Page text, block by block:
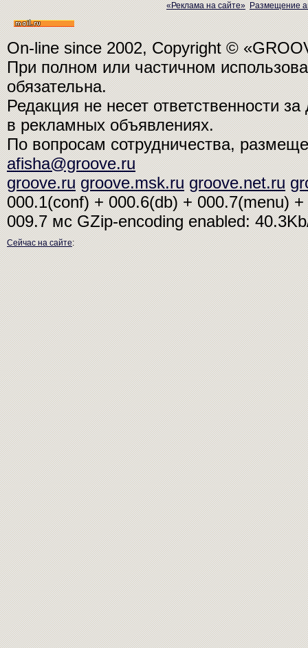
«Реклама на сайте» Размещение
On-line since 2002, Copyright ©
При полном или частичном
обязательна.
Редакция не несет ответственности
в рекламных объявлениях.
По вопросам сотрудничества,
afisha@groove.ru
groove.ru groove.msk.ru groove.net.ru
000.1(conf) + 000.6(db) + 000.7(menu)
009.7 мсGZip-encoding enabled:
Сейчас на сайте: